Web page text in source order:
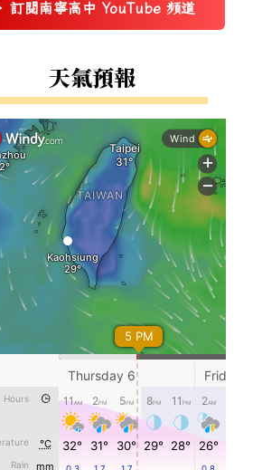
訂閱南寧高中 YouTube 頻道
(另開新視窗)
區域內容
天氣預報